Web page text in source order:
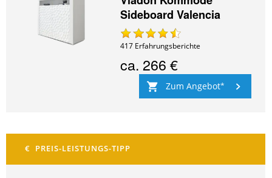
Sideboard Valencia
417 Erfahrungsberichte
ca.266 €
Zum Angebot